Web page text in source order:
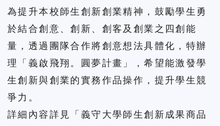
為提升本校師生創新創業精神，鼓勵學生勇
於結合創意、創新、創客及創業之四創能
量，透過團隊合作將創意想法具體化，特辦
理「義啟飛翔。圓夢計畫」，希望能激發學
生創新與創業的實務作品操作，提升學生競
爭力。
詳細內容詳見「 義守大學師生創新成果商品